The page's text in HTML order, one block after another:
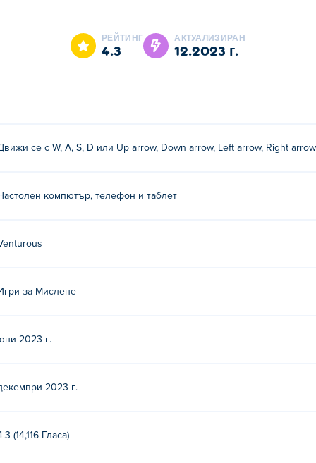
трябва да помогнете на cubies да съберат всичките си
невидими пътеки, изчезващи блокове и много
скочете в режим 1v1, където можете да предизвикате
и мобилни устройства като телефони и таблети.
РЕЙТИНГ
4.3
АКТУАЛИЗИРАН
12.2023 г.
се с W, A, S, D или Up arrow, Down arrow, Left arrow, Right
компютър, телефон и таблет
за Мислене
2023 г.
2023 г.
(14,116 Гласa)